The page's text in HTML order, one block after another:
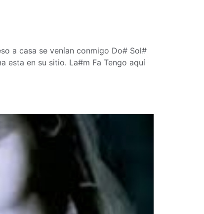
a casa se venían conmigo Do# Sol#
esta en su sitio. La#m Fa Tengo aquí